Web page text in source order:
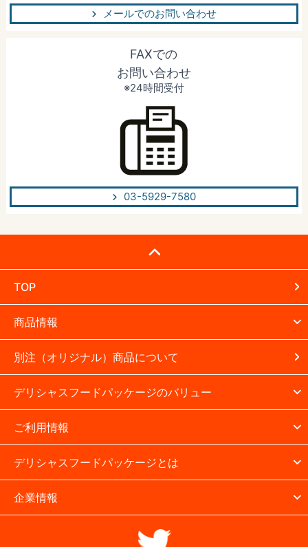
メールでのお問い合わせ
FAXでの
お問い合わせ
※24時間受付
03-5929-7580
TOP
商品情報
別注（オリジナル）商品について
デリシャスフードパッケージのバリュー
ご利用情報
デリシャスフードパッケージとは
企業情報